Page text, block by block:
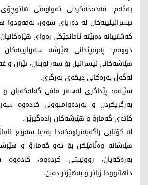
یەکەم: قەدەخەکردنی تەواوەتی
ئیسرائیلییەکان لە دەریای سوور،
کەشتییانە دەبێتە ئامانجێکی رەوای
دووەم: پەرەپێدانی هێرشە
هێرشەکانی ئیسرائیل بۆ سەر لوبنان، ئێران
لەگەڵ بەرەکانی دیکەی بەرگری.
سێیەم: پێداگری لەسەر مافی گەلەکەیان و
بەرگریکردن و بەردەوامبوونی کردەوە
کاتەی گەمارۆ و هێرشەکان رادەگیرێن.
لە کۆتایی راگەیەنراوەکەدا یەحیا سەریع
هێرشانە وەڵامێکن بۆ ئەو گەمارۆ و
بەرەکەیان، روونیشی کردەوە، کردەوە
داهاتوودا زیاتر و بەهێزتر دەبن.